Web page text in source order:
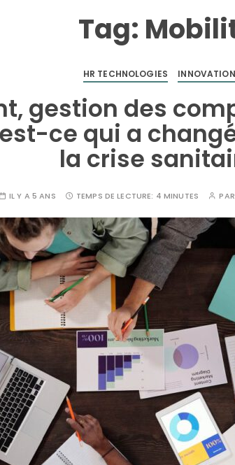
Tag:
HR TECHNOLOGIES
gestion des
ce qui a
la crise
IL Y A 5 ANS TEMPS DE LECTURE: 4 MINUTES PAR